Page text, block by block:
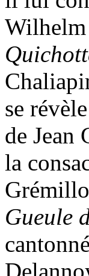
Wilhelm
se
de Jean
la
Gueule